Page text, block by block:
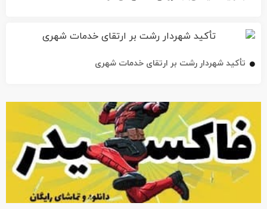
تأکید شهردار رشت بر ارتقای خدمات شهری